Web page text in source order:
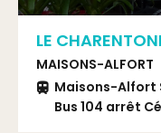
LE
MAISONS-ALFORT
Maisons-Alfort
Bus 104 arrêt